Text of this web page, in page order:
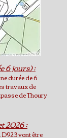
6 jours):
durée de 6
travaux de
de Thoury
2026 :
vont être